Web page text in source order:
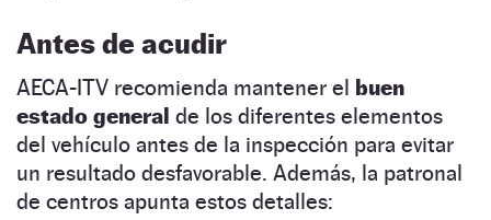
Antes de acudir
AECA-ITV recomienda mantener el buen
estado general de los diferentes elementos
del vehículo antes de la inspección para evitar
un resultado desfavorable. Además, la patronal
de centros apunta estos detalles: